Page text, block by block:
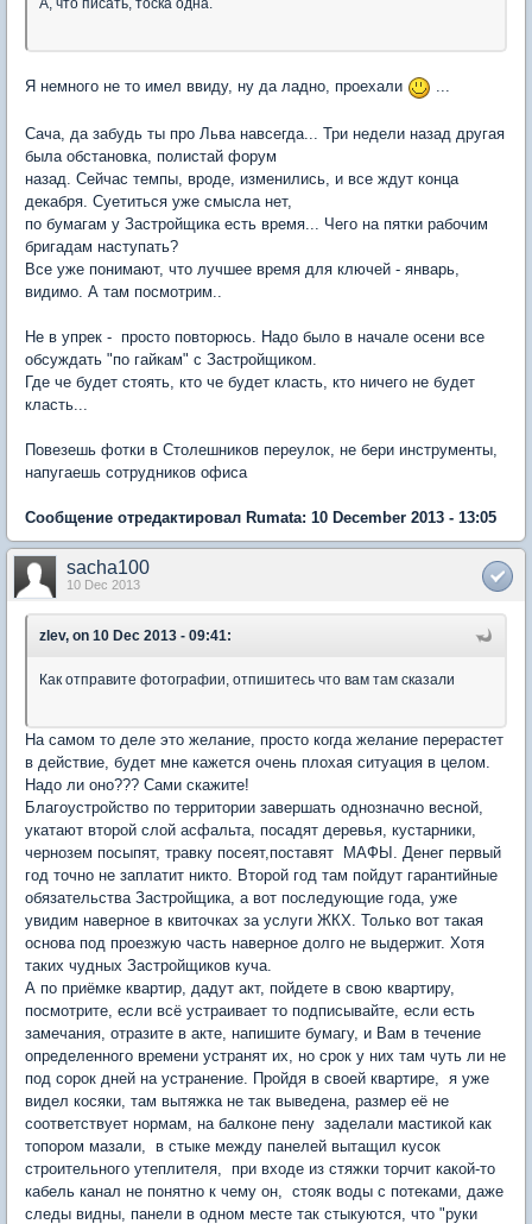
А, что писать, тоска одна.
Я немного не то имел ввиду, ну да ладно, проехали
Сача, да забудь ты про Льва навсегда... Три недели назад другая
была обстановка, полистай форум
назад. Сейчас темпы, вроде, изменились, и все ждут конца
декабря. Суетиться уже смысла нет,
по бумагам у Застройщика есть время... Чего на пятки рабочим
бригадам наступать?
Все уже понимают, что лучшее время для ключей - январь,
видимо. А там посмотрим..
Не в упрек - просто повторюсь. Надо было в начале осени все
обсуждать "по гайкам" с Застройщиком.
Где че будет стоять, кто че будет класть, кто ничего не будет
класть...
Повезешь фотки в Столешников переулок, не бери инструменты,
напугаешь сотрудников офиса
Сообщение отредактировал Rumata: 10 December 2013 - 13:05
sacha100
10 Dec 2013
zlev, on 10 Dec 2013 - 09:41:
Как отправите фотографии, отпишитесь что вам там сказали
На самом то деле это желание, просто когда желание перерастет
в действие, будет мне кажется очень плохая ситуация в целом.
Надо ли оно??? Сами скажите!
Благоустройство по территории завершать однозначно весной,
укатают второй слой асфальта, посадят деревья, кустарники,
чернозем посыпят, травку посеят,поставят МАФЫ. Денег первый
год точно не заплатит никто. Второй год там пойдут гарантийные
обязательства Застройщика, а вот последующие года, уже
увидим наверное в квиточках за услуги ЖКХ. Только вот такая
основа под проезжую часть наверное долго не выдержит. Хотя
таких чудных Застройщиков куча.
А по приёмке квартир, дадут акт, пойдете в свою квартиру,
посмотрите, если всё устраивает то подписывайте, если есть
замечания, отразите в акте, напишите бумагу, и Вам в течение
определенного времени устранят их, но срок у них там чуть ли не
под сорок дней на устранение. Пройдя в своей квартире, я уже
видел косяки, там вытяжка не так выведена, размер её не
соответствует нормам, на балконе пену заделали мастикой как
топором мазали, в стыке между панелей вытащил кусок
строительного утеплителя, при входе из стяжки торчит какой-то
кабель канал не понятно к чему он, стояк воды с потеками, даже
следы видны, панели в одном месте так стыкуются, что "руки